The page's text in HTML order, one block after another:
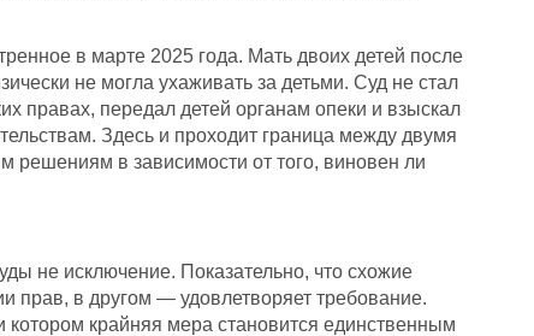
в марте 2025 года. Мать двоих детей после
не могла ухаживать за детьми. Суд не стал
правах, передал детей органам опеки и взыскал
Здесь и проходит граница между двумя
решениям в зависимости от того, виновен ли
не исключение. Показательно, что схожие
прав, в другом — удовлетворяет требование.
котором крайняя мера становится единственным